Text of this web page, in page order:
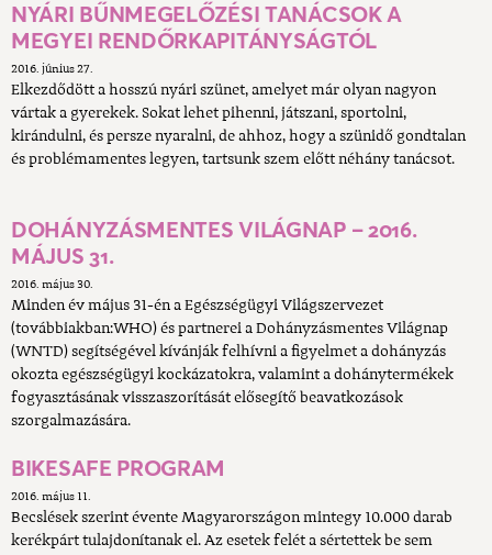
NYÁRI BŰNMEGELŐZÉSI TANÁCSOK A
MEGYEI RENDŐRKAPITÁNYSÁGTÓL
2016. június 27.
Elkezdődött a hosszú nyári szünet, amelyet már olyan nagyon
vártak a gyerekek. Sokat lehet pihenni, játszani, sportolni,
kirándulni, és persze nyaralni, de ahhoz, hogy a szünidő gondtalan
és problémamentes legyen, tartsunk szem előtt néhány tanácsot.
DOHÁNYZÁSMENTES VILÁGNAP – 2016.
MÁJUS 31.
2016. május 30.
Minden év május 31-én a Egészségügyi Világszervezet
(továbbiakban:WHO) és partnerei a Dohányzásmentes Világnap
(WNTD) segítségével kívánják felhívni a figyelmet a dohányzás
okozta egészségügyi kockázatokra, valamint a dohánytermékek
fogyasztásának visszaszorítását elősegítő beavatkozások
szorgalmazására.
BIKESAFE PROGRAM
2016. május 11.
Becslések szerint évente Magyarországon mintegy 10.000 darab
kerékpárt tulajdonítanak el. Az esetek felét a sértettek be sem